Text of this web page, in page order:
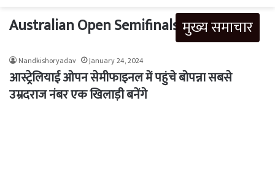
Australian Open Semifinals 2024मुख्य समाचार
Nandkishoryadav January 24, 2024
आस्ट्रेलियाई ओपन सेमीफाइनल में पहुंचे बोपन्ना सबसे
उम्रदराज नंबर एक खिलाड़ी बनेंगे